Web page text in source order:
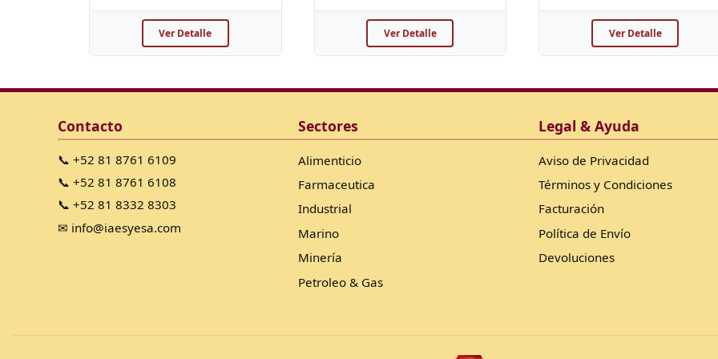
Ver Detalle Ver Detalle Ver Detalle
Contacto
📞 +52 81 8761 6109
📞 +52 81 8761 6108
📞 +52 81 8332 8303
✉ info@iaesyesa.com
Sectores
Alimenticio
Farmaceutica
Industrial
Marino
Minería
Petroleo & Gas
Legal & Ayuda
Aviso de Privacidad
Términos y Condiciones
Facturación
Política de Envío
Devoluciones